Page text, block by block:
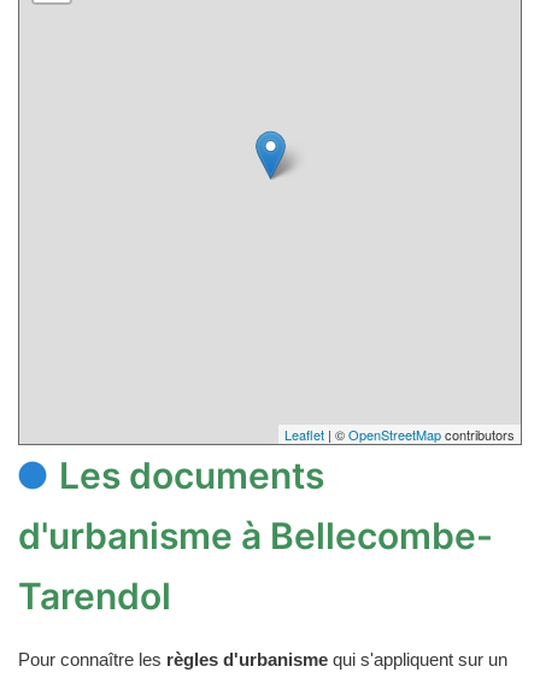
Leaflet | ©OpenStreetMapcontributors
Les documents
d'urbanisme à Bellecombe-
Tarendol
Pour connaître les règles d'urbanisme qui s'appliquent sur un